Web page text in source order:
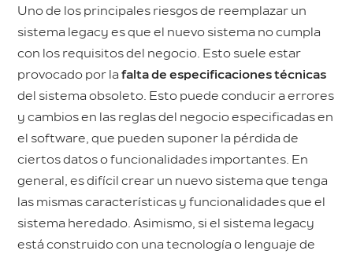
Uno de los principales riesgos de reemplazar un
sistema legacy es que el nuevo sistema no cumpla
con los requisitos del negocio. Esto suele estar
provocado por lafalta de especificaciones técnicas
del sistema obsoleto. Esto puede conducir a errores
y cambios en las reglas del negocio especificadas en
el software, que pueden suponer la pérdida de
ciertos datos o funcionalidades importantes. En
general, es difícil crear un nuevo sistema que tenga
las mismas características y funcionalidades que el
sistema heredado. Asimismo, si el sistema legacy
está construido con una tecnología o lenguaje de